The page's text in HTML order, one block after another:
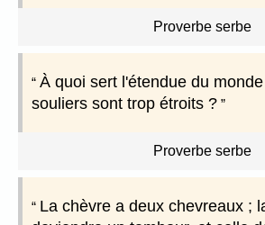
Proverbe serbe
À quoi sert l'étendue du
souliers sont trop étroits ?
Proverbe serbe
La chèvre a deux chevreaux ;